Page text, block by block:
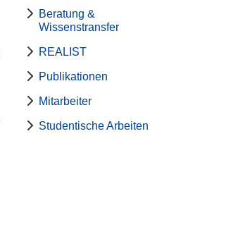
Beratung &
Wissenstransfer
REALIST
Publikationen
Mitarbeiter
Studentische Arbeiten